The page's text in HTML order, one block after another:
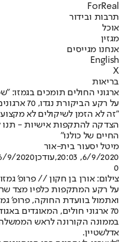
ForReal
תרבות ובידור
אוכל
מגזין
אנחנו מגייסים
English
X
בריאות
ארגוני החולים תומכים בגמזו:
על רקע
"זה לא הזמן לשיקולים לא
הצדקה להתקפות אישיות - תנו
החיים של כולנו"
מיטל יסעור בית-אור
6/9/2020, 20:03
,עודכן9/2020, 20:47
0
צילום: אורן בן חקון // פרופ' גמזו
על רקע המתקפות כלפיו מצד
ואתמול בוועדת החוקה, פרופ'
70 ארגוני חולים, המאוגדים
בממונה הקורונה לראש הממשלה
אדלשטיין.